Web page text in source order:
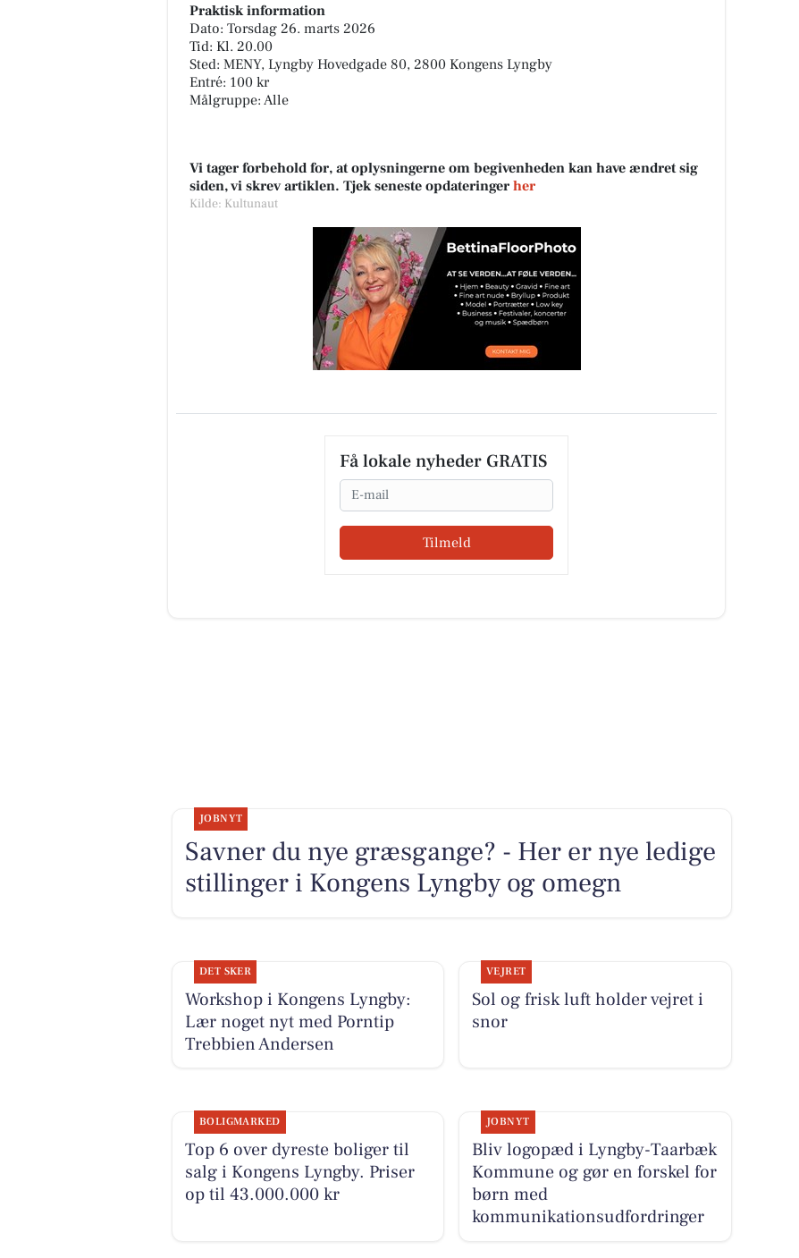
Praktisk information
Dato: Torsdag 26. marts 2026
Tid: Kl. 20.00
Sted: MENY, Lyngby Hovedgade 80, 2800 Kongens Lyngby
Entré: 100 kr
Målgruppe: Alle
Vi tager forbehold for, at oplysningerne om begivenheden kan have ændret sig
siden, vi skrev artiklen. Tjek seneste opdateringer her
Kilde: Kultunaut
Få lokale nyheder GRATIS
Email
Tilmeld
JOBNYT
Savner du nye græsgange? - Her er nye ledige
stillinger i Kongens Lyngby og omegn
DET SKER
Workshop i Kongens Lyngby:
Lær noget nyt med Porntip
Trebbien Andersen
VEJRET
Sol og frisk luft holder vejret i
snor
BOLIGMARKED
Top 6 over dyreste boliger til
salg i Kongens Lyngby. Priser
op til 43.000.000 kr
JOBNYT
Bliv logopæd i Lyngby-Taarbæk
Kommune og gør en forskel for
børn med
kommunikationsudfordringer